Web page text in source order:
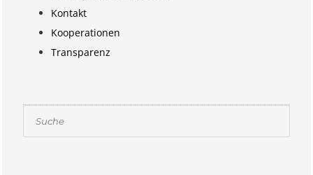
Kontakt
Kooperationen
Transparenz